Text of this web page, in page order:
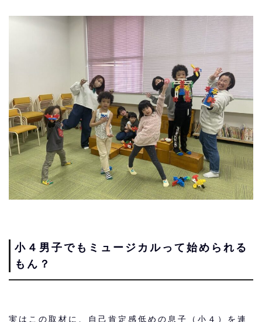
小４男子でもミュージカルって始められる
もん？
実はこの取材に、自己肯定感低めの息子（小４）を連